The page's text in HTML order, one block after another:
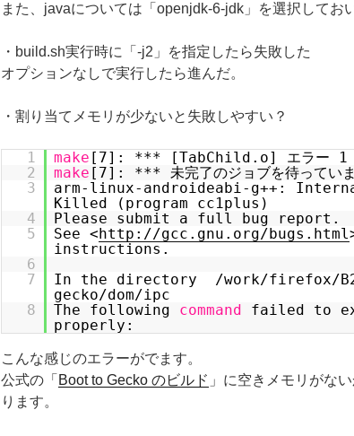
また、javaについては「openjdk-6-jdk」を選択してお
・build.sh実行時に「-j2」を指定したら失敗した
オプションなしで実行したら進んだ。
・割り当てメモリが少ないと失敗しやすい？
1 make [7]: *** [TabChild.o] エラー 1
2
make [7]: *** 未完了のジョブを待って
3
arm-linux-androideabi-g++:
Killed (program cc1plus)
4
Please submit a full bug report.
5
See < http://gcc.gnu.org/bugs.html
instructions.
6
7
In the directory /work/firefox/
gecko/dom/ipc
8
The following command
failed to
properly:
こんな感じのエラーがでます。
公式の「 Boot to Gecko のビルド 」に空きメモリがな
ります。